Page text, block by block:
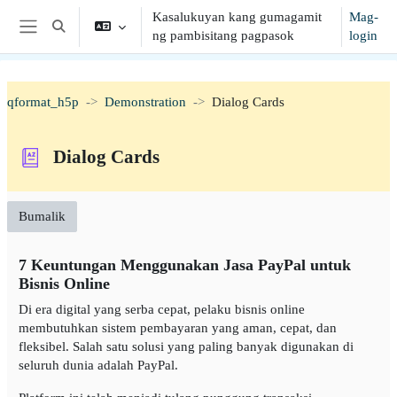
Lumaktaw patungo sa pangunahing nilalaman
Side panel
I-toggle ang "input" sa paghahanap
Kasalukuyan kang gumagamit
ng pambisitang pagpasok
Mag-
login
qformat_h5p Demonstration Dialog Cards
Dialog Cards
Bumalik
7 Keuntungan Menggunakan Jasa PayPal untuk
Bisnis Online
Di era digital yang serba cepat, pelaku bisnis online
membutuhkan sistem pembayaran yang aman, cepat, dan
fleksibel. Salah satu solusi yang paling banyak digunakan di
seluruh dunia adalah PayPal.